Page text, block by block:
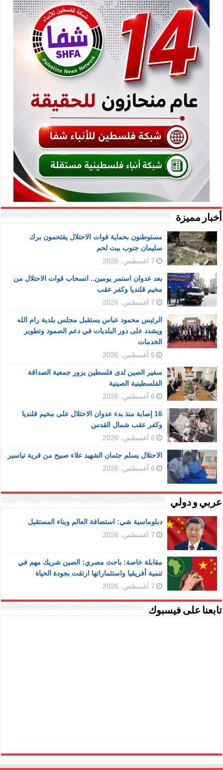
أخبار مميزة
مستوطنون بحماية قوات الاحتلال يقتحمون برك
سليمان جنوب بيت لحم
7 أغسطس، 2026
بعد عدوان استمر يومين.. انسحاب قوات الاحتلال من
مخيم قلنديا وكفر عقب
7 أغسطس، 2026
الرئيس محمود عباس يستقبل مجلس بلدية رام الله
ويشدد على دور البلديات في دعم الصمود وتطوير
الخدمات
6 أغسطس، 2026
سفير الصين لدى فلسطين يزور جمعية الصداقة
الفلسطينية الصينية
6 أغسطس، 2026
16 إصابة منذ بدء عدوان الاحتلال على مخيم قلنديا
وكفر عقب شمال القدس
6 أغسطس، 2026
الاحتلال يسلم جثمان الشهيد علاء صبيح من قرية تياسير
6 أغسطس، 2026
عربي و دولي
دبلوماسية شي: استضافة العالم وبناء المستقبل
7 أغسطس، 2026
مقابلة خاصة: باحث مصري: الصين شريك مهم في
تنمية أفريقيا واستثماراتها ارتقت بجودة الحياة
7 أغسطس، 2026
تابعنا على فيسبوك